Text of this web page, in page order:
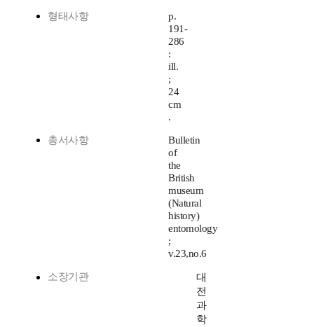
형태사항
p.
191-
286
:
ill.
;
24
cm
.
총서사항
Bulletin
of
the
British
museum
(Natural
history)
entomology
;
v.23,no.6
소장기관
대
전
과
학